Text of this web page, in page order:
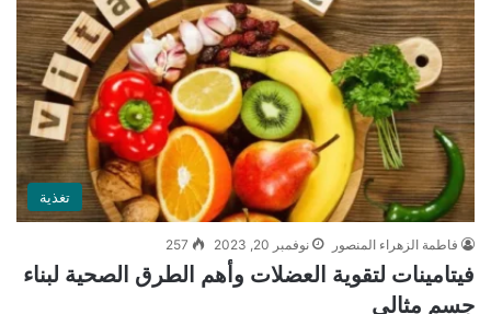
تغذية
فاطمة الزهراء المنصور نوفمبر 20, 2023 257
فيتامينات لتقوية العضلات وأهم الطرق الصحية لبناء
جسم مثالي